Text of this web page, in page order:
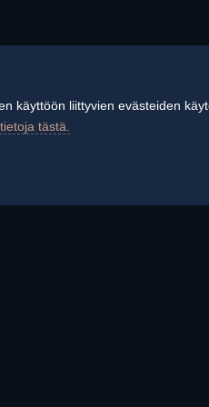
käyttöön liittyvien evästeiden
tästä.